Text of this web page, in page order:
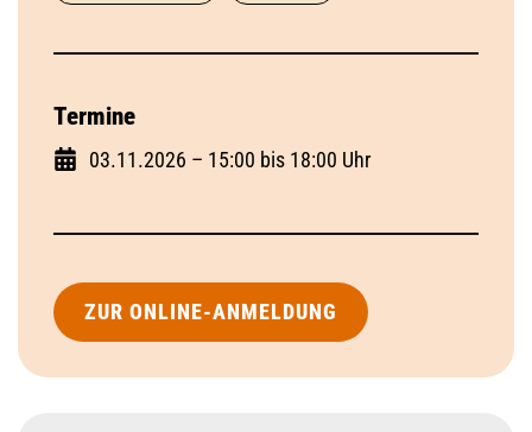
Termine
03.11.2026 – 15:00 bis 18:00 Uhr
ZUR ONLINE-ANMELDUNG